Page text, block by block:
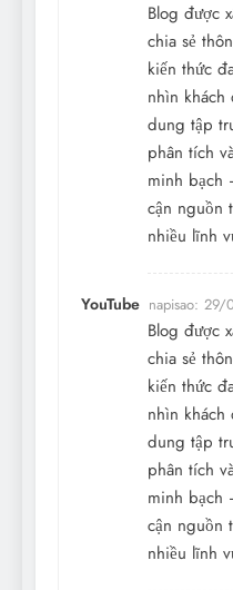
Blog được
chia sẻ
kiến thức
nhìn
dung tập
phân tích
minh bạch
cận nguồn
nhiều lĩnh
YouTube napisao: 29/
Blog được
chia sẻ
kiến thức
nhìn
dung tập
phân tích
minh bạch
cận nguồn
nhiều lĩnh